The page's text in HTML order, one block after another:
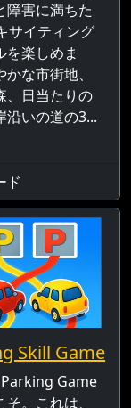
障害に満ちた
サイティング
を楽しめま
な市街地、
、日当たりの
沿いの道の3...
ド
Skill Game
Game
。これは、